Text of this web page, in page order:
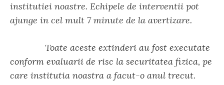
institutiei noastre. Echipele de interventii pot
ajunge in cel mult 7 minute de la avertizare.
Toate aceste extinderi au fost executate
conform evaluarii de risc la securitatea fizica, pe
care institutia noastra a facut-o anul trecut.